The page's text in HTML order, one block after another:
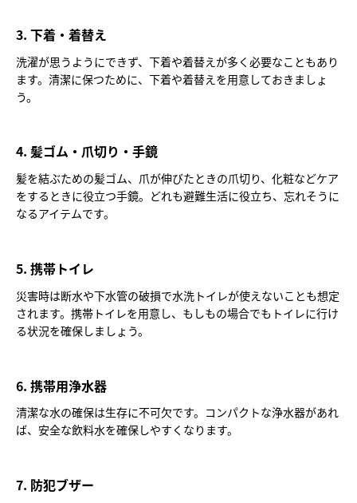
3. 下着・着替え
洗濯が思うようにできず、下着や着替えが多く必要なこともあり
ます。清潔に保つために、下着や着替えを用意しておきましょ
う。
4. 髪ゴム・爪切り・手鏡
髪を結ぶための髪ゴム、爪が伸びたときの爪切り、化粧などケア
をするときに役立つ手鏡。どれも避難生活に役立ち、忘れそうに
なるアイテムです。
5. 携帯トイレ
災害時は断水や下水管の破損で水洗トイレが使えないことも想定
されます。携帯トイレを用意し、もしもの場合でもトイレに行け
る状況を確保しましょう。
6. 携帯用浄水器
清潔な水の確保は生存に不可欠です。コンパクトな浄水器があれ
ば、安全な飲料水を確保しやすくなります。
7. 防犯ブザー